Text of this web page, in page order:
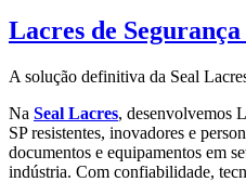
Lacres de
A solução definitiva da Seal
Na Seal Lacres, desenvolvemos
SP resistentes, inovadores e
documentos e equipamentos em
indústria. Com confiabilidade,